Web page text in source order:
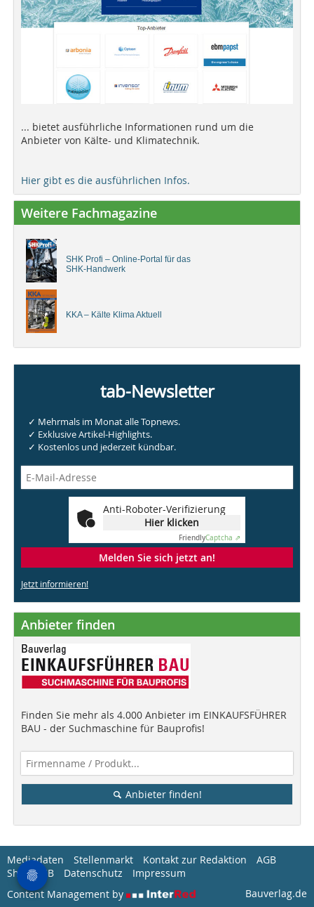
... bietet ausführliche Informationen rund um die
Anbieter von Kälte- und Klimatechnik.
Hier gibt es die ausführlichen Infos.
Weitere Fachmagazine
SHK Profi – Online-Portal für das
SHK-Handwerk
KKA – Kälte Klima Aktuell
tab-Newsletter
✓ Mehrmals im Monat alle Topnews.
✓ Exklusive Artikel-Highlights.
✓ Kostenlos und jederzeit kündbar.
Anti-Roboter-Verifizierung
Hier klicken
FriendlyCaptcha ⇗
Melden Sie sich jetzt an!
Jetzt informieren!
Anbieter finden
Finden Sie mehr als 4.000 Anbieter im EINKAUFSFÜHRER
BAU - der Suchmaschine für Bauprofis!
Anbieter finden!
Mediadaten Stellenmarkt Kontakt zur Redaktion
AGB
Shop-AGB
Datenschutz
Impressum
Content Management by
Bauverlag.de